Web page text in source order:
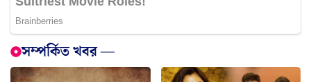
সম্পর্কিত খবর —